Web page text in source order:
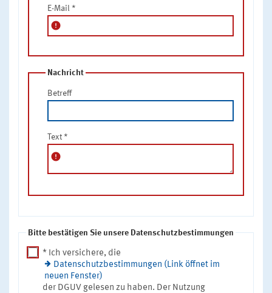
E-Mail *
error
Nachricht
Betreff
Text *
error
Bitte bestätigen Sie unsere Datenschutzbestimmungen
* Ich versichere, die
Datenschutzbestimmungen (Link öffnet im
neuen Fenster)
der DGUV gelesen zu haben. Der Nutzung